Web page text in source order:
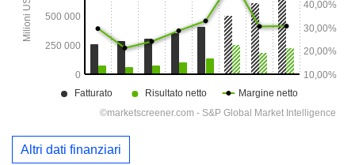
Altri dati finanziari